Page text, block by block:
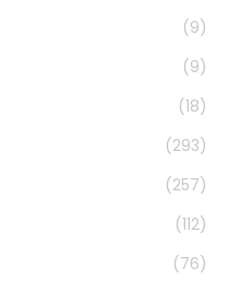
(9)
(9)
(18)
(293)
(257)
(112)
(76)